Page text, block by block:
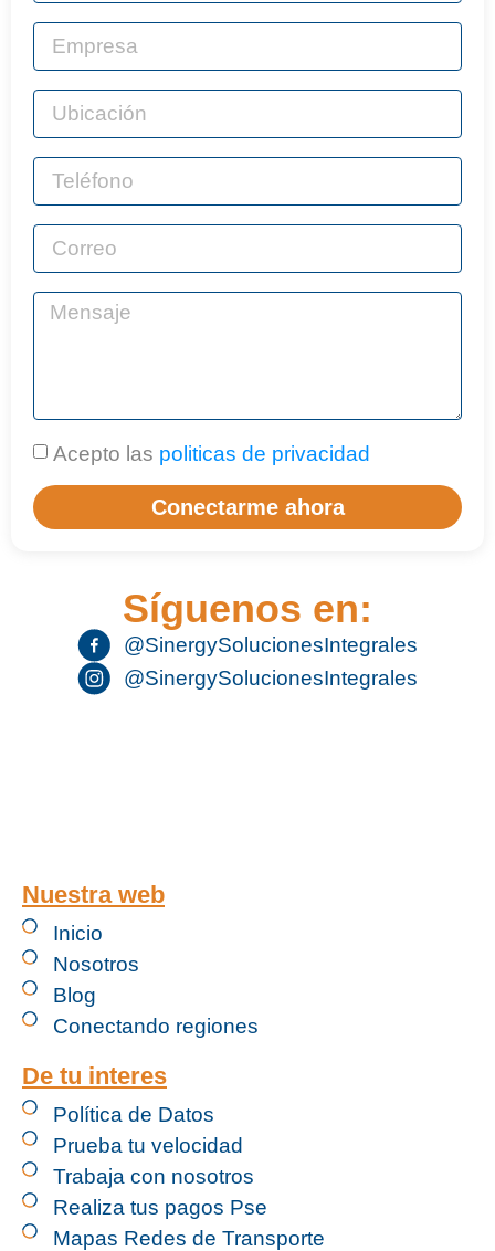
Síguenos en:
@SinergySolucionesIntegrales
@SinergySolucionesIntegrales
Acepto las politicas de privacidad
Conectarme ahora
Nuestra web
Inicio
Nosotros
Blog
Conectando regiones
De tu interes
Política de Datos
Prueba tu velocidad
Trabaja con nosotros
Realiza tus pagos Pse
Mapas Redes de Transporte